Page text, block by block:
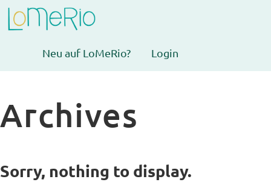
Neu auf LoMeRio? Login
Archives
Sorry, nothing to display.